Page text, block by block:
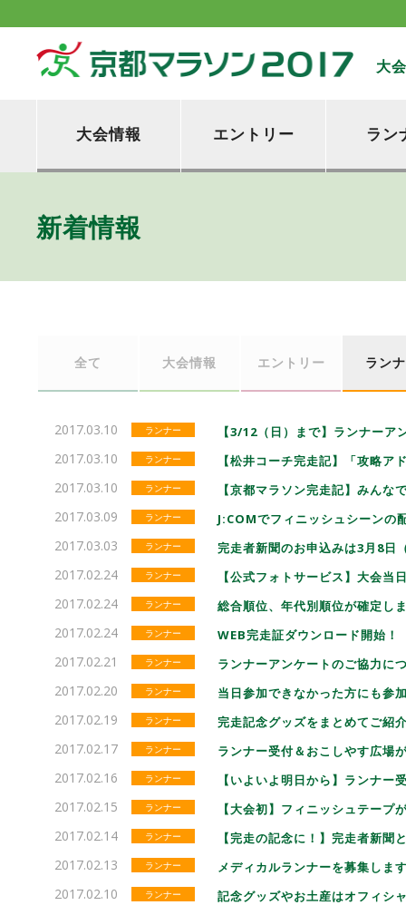
大
大会情報 エントリー ラン
新着情報
全て 大会情報 エントリー ラン
2017.03.10 ランナー 【3/12（日）まで】ランナー
2017.03.10 ランナー 【松井コーチ完走記】「攻略ア
2017.03.10 ランナー 【京都マラソン完走記】みんな
2017.03.09 ランナー J:COMでフィニッシュシーン
2017.03.03 ランナー 完走者新聞のお申込みは3月8日
2017.02.24 ランナー 【公式フォトサービス】大会当
2017.02.24 ランナー 総合順位、年代別順位が確定
2017.02.24 ランナー WEB完走証ダウンロード開始！
2017.02.21 ランナー ランナーアンケートのご協力に
2017.02.20 ランナー 当日参加できなかった方にも参
2017.02.19 ランナー 完走記念グッズをまとめてご紹
2017.02.17 ランナー ランナー受付＆おこしやす広場
2017.02.16 ランナー 【いよいよ明日から】ランナー
2017.02.15 ランナー 【大会初】フィニッシュテープ
2017.02.14 ランナー 【完走の記念に！】完走者新聞
2017.02.13 ランナー メディカルランナーを募集しま
2017.02.10 ランナー 記念グッズやお土産はオフィシ